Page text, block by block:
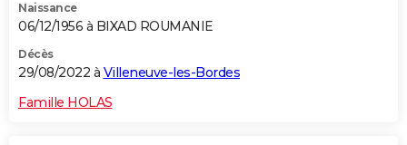
Naissance
06/12/1956 à BIXAD ROUMANIE
Décès
29/08/2022 à Villeneuve-les-Bordes
Famille HOLAS